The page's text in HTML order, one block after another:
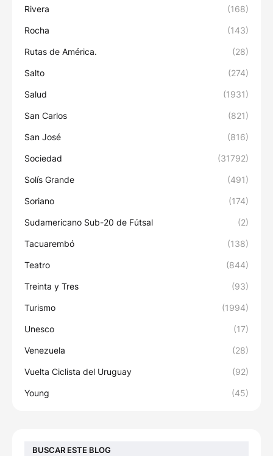
Rivera (168)
Rocha (143)
Rutas de América. (28)
Salto (274)
Salud (1931)
San Carlos (821)
San José (816)
Sociedad (31792)
Solís Grande (491)
Soriano (174)
Sudamericano Sub-20 de Fútsal (2)
Tacuarembó (138)
Teatro (844)
Treinta y Tres (93)
Turismo (1994)
Unesco (17)
Venezuela (28)
Vuelta Ciclista del Uruguay (92)
Young (45)
BUSCAR ESTE BLOG